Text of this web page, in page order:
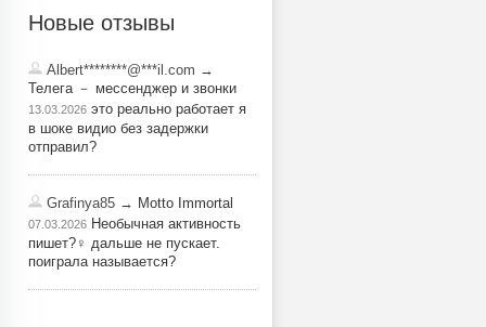
Новые отзывы
Albert********@***il.com →
Телега － мессенджер и звонки
13.03.2026 это реально работает я
в шоке видио без задержки
отправил?
Grafinya85 → Motto Immortal
07.03.2026 Необычная активность
пишет?‍♀️ дальше не пускает.
поиграла называется?